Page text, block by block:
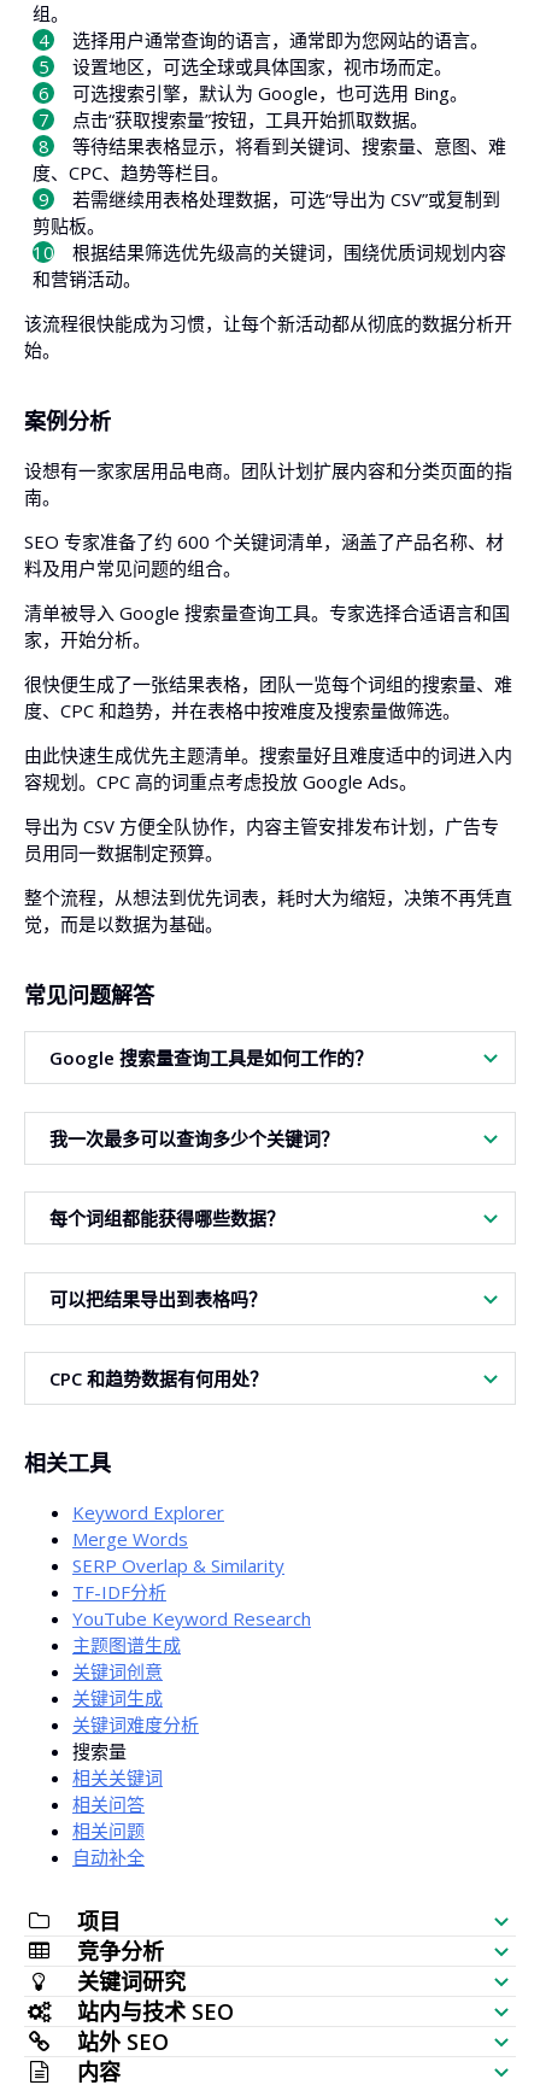
组。
选择用户通常查询的语言，通常即为您网站的语言。
设置地区，可选全球或具体国家，视市场而定。
可选搜索引擎，默认为 Google，也可选用 Bing。
点击“获取搜索量”按钮，工具开始抓取数据。
等待结果表格显示，将看到关键词、搜索量、意图、难
度、CPC、趋势等栏目。
若需继续用表格处理数据，可选“导出为 CSV”或复制到
剪贴板。
根据结果筛选优先级高的关键词，围绕优质词规划内容
和营销活动。
该流程很快能成为习惯，让每个新活动都从彻底的数据分析开
始。
案例分析
设想有一家家居用品电商。团队计划扩展内容和分类页面的指
南。
SEO 专家准备了约 600 个关键词清单，涵盖了产品名称、材
料及用户常见问题的组合。
清单被导入 Google 搜索量查询工具。专家选择合适语言和国
家，开始分析。
很快便生成了一张结果表格，团队一览每个词组的搜索量、难
度、CPC 和趋势，并在表格中按难度及搜索量做筛选。
由此快速生成优先主题清单。搜索量好且难度适中的词进入内
容规划。CPC 高的词重点考虑投放 Google Ads。
导出为 CSV 方便全队协作，内容主管安排发布计划，广告专
员用同一数据制定预算。
整个流程，从想法到优先词表，耗时大为缩短，决策不再凭直
觉，而是以数据为基础。
常见问题解答
Google 搜索量查询工具是如何工作的？
输入关键词列表，选择语言和地区后，本工具将显示每月均值
的搜索量、搜索意图、关键词难度、CPC 及趋势。
我一次最多可以查询多少个关键词？
在付费计划里，您一次可查询最多 1000 个关键词，足以满足
大型项目需求。
每个词组都能获得哪些数据？
每个词组均可获得搜索量、搜索意图、估算难度、CPC 以及
最近 12 个月的趋势数据。
可以把结果导出到表格吗？
可以。您可用导出为 CSV 或复制到剪贴板功能，再粘贴到您
的表格中。
CPC 和趋势数据有何用处？
有助于内容与营销规划。高点击单价的长尾词通常带来更高转
相关工具
Keyword Explorer
Merge Words
SERP Overlap & Similarity
TF-IDF分析
YouTube Keyword Research
主题图谱生成
关键词创意
关键词生成
关键词难度分析
搜索量
相关关键词
相关问答
相关问题
自动补全
项目
SEO 检查清单
竞争分析
网站可见性检测
SERP 分析器
关键词研究
关键词生成器
批量搜索量检测
站内与技术 SEO
SEO 审计站外 SEO
内容